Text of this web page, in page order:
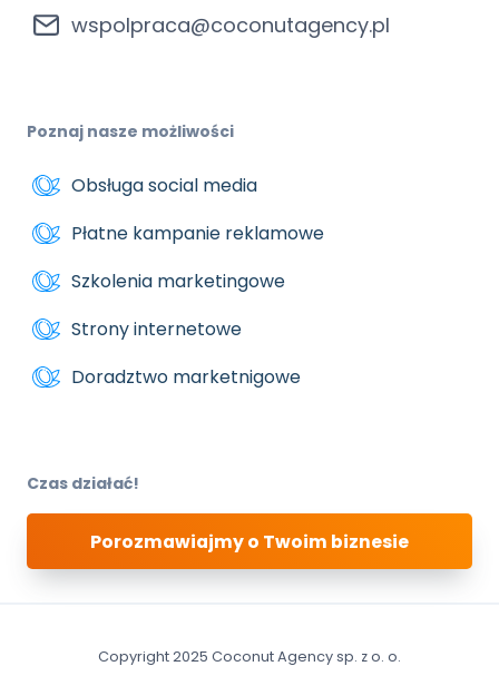
wspolpraca@coconutagency.pl
Poznaj nasze możliwości
Obsługa social media
Płatne kampanie reklamowe
Szkolenia marketingowe
Strony internetowe
Doradztwo marketnigowe
Czas działać!
Porozmawiajmy o Twoim biznesie
Copyright 2025 Coconut Agency sp. z o. o.